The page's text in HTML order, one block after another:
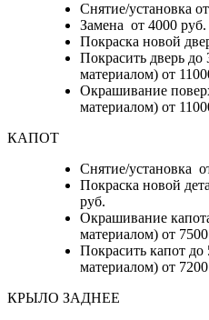
Снятие/установка
Замена от 4000 руб.
Покраска новой
Покрасить дверь
материалом) от
Окрашивание
материалом) от
КАПОТ
Снятие/установка
Покраска новой
руб.
Окрашивание
материалом) от
Покрасить капот
материалом) от
КРЫЛО ЗАДНЕЕ